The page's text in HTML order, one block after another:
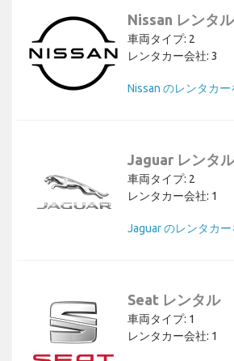
Nissan レンタル
車両タイプ: 2
レンタカー会社: 3
Nissan のレンタカー
Jaguar レンタル
車両タイプ: 2
レンタカー会社: 1
Jaguar のレンタカ
Seat レンタル
車両タイプ: 1
レンタカー会社: 1